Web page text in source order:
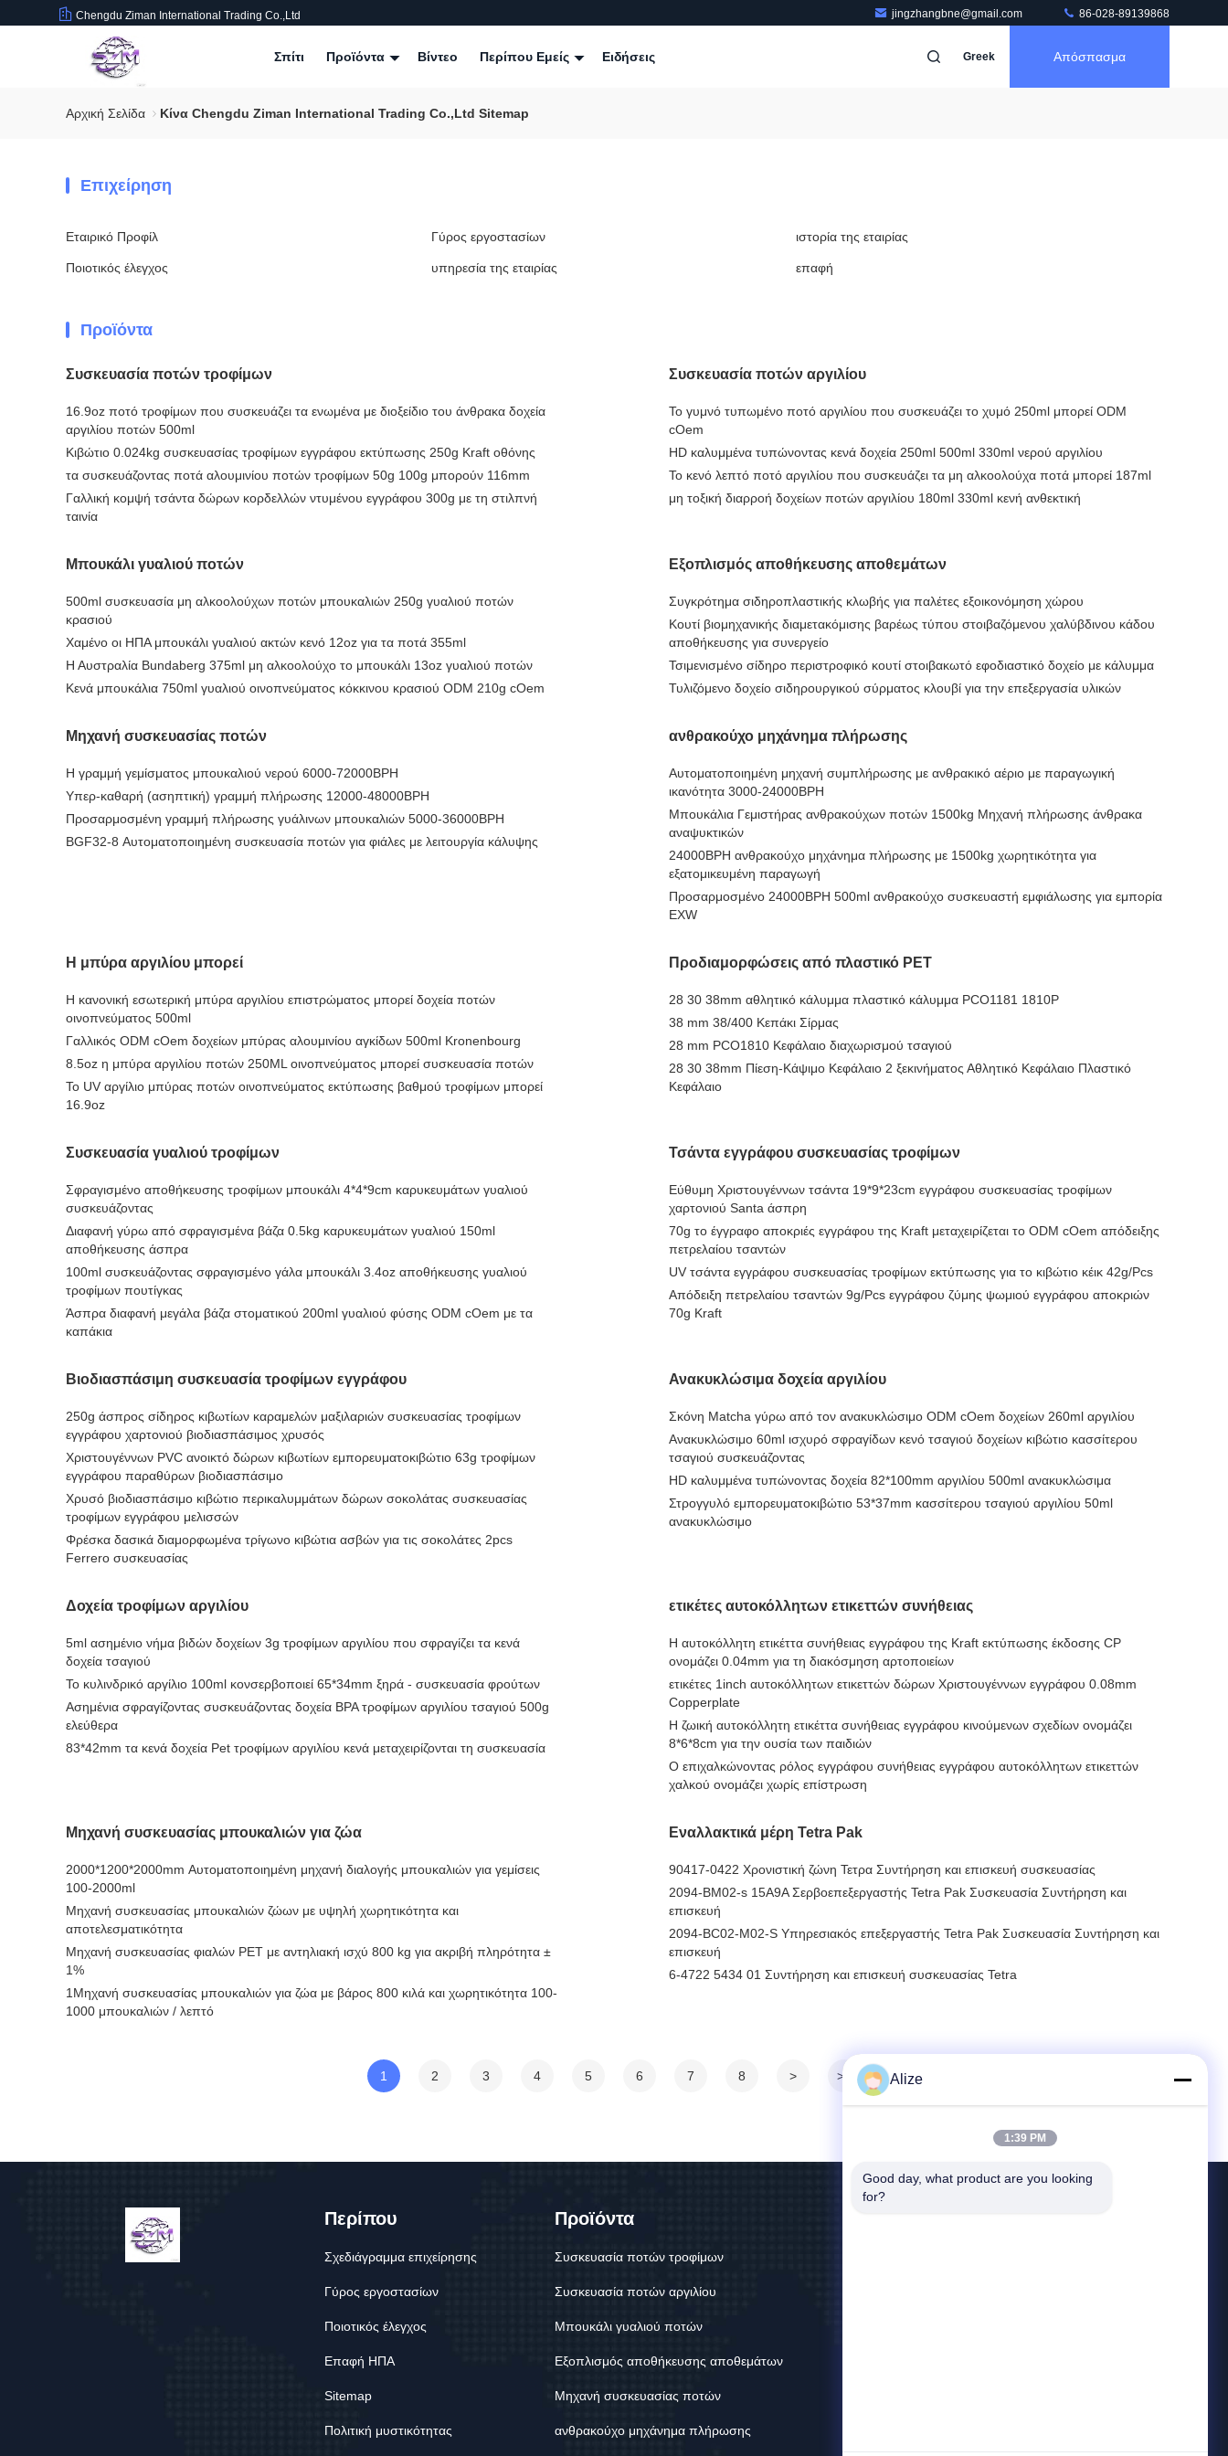
Chengdu Ziman International Trading Co.,Ltd jingzhangbne@gmail.com 86-028-89139868
Σπίτι Προϊόντα Βίντεο Περίπου Εμείς Ειδήσεις Greek Απόσπασμα
Αρχική Σελίδα Κίνα Chengdu Ziman International Trading Co.,Ltd Sitemap
Επιχείρηση
Εταιρικό Προφίλ Γύρος εργοστασίων ιστορία της εταιρίας
Ποιοτικός έλεγχος υπηρεσία της εταιρίας επαφή
Προϊόντα
Συσκευασία ποτών τροφίμων
16.9oz ποτό τροφίμων που συσκευάζει τα ενωμένα με διοξείδιο του άνθρακα δοχεία
αργιλίου ποτών 500ml
Κιβώτιο 0.024kg συσκευασίας τροφίμων εγγράφου εκτύπωσης 250g Kraft οθόνης
τα συσκευάζοντας ποτά αλουμινίου ποτών τροφίμων 50g 100g μπορούν 116mm
Γαλλική κομψή τσάντα δώρων κορδελλών ντυμένου εγγράφου 300g με τη στιλπνή
ταινία
Συσκευασία ποτών αργιλίου
Το γυμνό τυπωμένο ποτό αργιλίου που συσκευάζει το χυμό 250ml μπορεί ODM
cOem
HD καλυμμένα τυπώνοντας κενά δοχεία 250ml 500ml 330ml νερού αργιλίου
Το κενό λεπτό ποτό αργιλίου που συσκευάζει τα μη αλκοολούχα ποτά μπορεί 187ml
μη τοξική διαρροή δοχείων ποτών αργιλίου 180ml 330ml κενή ανθεκτική
Μπουκάλι γυαλιού ποτών
500ml συσκευασία μη αλκοολούχων ποτών μπουκαλιών 250g γυαλιού ποτών
κρασιού
Χαμένο οι ΗΠΑ μπουκάλι γυαλιού ακτών κενό 12oz για τα ποτά 355ml
Η Αυστραλία Bundaberg 375ml μη αλκοολούχο το μπουκάλι 13oz γυαλιού ποτών
Κενά μπουκάλια 750ml γυαλιού οινοπνεύματος κόκκινου κρασιού ODM 210g cOem
Εξοπλισμός αποθήκευσης αποθεμάτων
Συγκρότημα σιδηροπλαστικής κλωβής για παλέτες εξοικονόμηση χώρου
Κουτί βιομηχανικής διαμετακόμισης βαρέως τύπου στοιβαζόμενου χαλύβδινου κάδου
αποθήκευσης για συνεργείο
Τσιμενισμένο σίδηρο περιστροφικό κουτί στοιβακωτό εφοδιαστικό δοχείο με κάλυμμα
Τυλιζόμενο δοχείο σιδηρουργικού σύρματος κλουβί για την επεξεργασία υλικών
Μηχανή συσκευασίας ποτών
Η γραμμή γεμίσματος μπουκαλιού νερού 6000-72000BPH
Υπερ-καθαρή (ασηπτική) γραμμή πλήρωσης 12000-48000BPH
Προσαρμοσμένη γραμμή πλήρωσης γυάλινων μπουκαλιών 5000-36000BPH
BGF32-8 Αυτοματοποιημένη συσκευασία ποτών για φιάλες με λειτουργία κάλυψης
ανθρακούχο μηχάνημα πλήρωσης
Αυτοματοποιημένη μηχανή συμπλήρωσης με ανθρακικό αέριο με παραγωγική
ικανότητα 3000-24000BPH
Μπουκάλια Γεμιστήρας ανθρακούχων ποτών 1500kg Μηχανή πλήρωσης άνθρακα
αναψυκτικών
24000BPH ανθρακούχο μηχάνημα πλήρωσης με 1500kg χωρητικότητα για
εξατομικευμένη παραγωγή
Προσαρμοσμένο 24000BPH 500ml ανθρακούχο συσκευαστή εμφιάλωσης για εμπορία
EXW
Η μπύρα αργιλίου μπορεί
Η κανονική εσωτερική μπύρα αργιλίου επιστρώματος μπορεί δοχεία ποτών
οινοπνεύματος 500ml
Γαλλικός ODM cOem δοχείων μπύρας αλουμινίου αγκίδων 500ml Kronenbourg
8.5oz η μπύρα αργιλίου ποτών 250ML οινοπνεύματος μπορεί συσκευασία ποτών
Το UV αργίλιο μπύρας ποτών οινοπνεύματος εκτύπωσης βαθμού τροφίμων μπορεί
16.9oz
Προδιαμορφώσεις από πλαστικό PET
28 30 38mm αθλητικό κάλυμμα πλαστικό κάλυμμα PCO1181 1810P
38 mm 38/400 Κεπάκι Σίρμας
28 mm PCO1810 Κεφάλαιο διαχωρισμού τσαγιού
28 30 38mm Πίεση-Κάψιμο Κεφάλαιο 2 ξεκινήματος Αθλητικό Κεφάλαιο Πλαστικό
Κεφάλαιο
Συσκευασία γυαλιού τροφίμων
Σφραγισμένο αποθήκευσης τροφίμων μπουκάλι 4*4*9cm καρυκευμάτων γυαλιού
συσκευάζοντας
Διαφανή γύρω από σφραγισμένα βάζα 0.5kg καρυκευμάτων γυαλιού 150ml
αποθήκευσης άσπρα
100ml συσκευάζοντας σφραγισμένο γάλα μπουκάλι 3.4oz αποθήκευσης γυαλιού
τροφίμων πουτίγκας
Άσπρα διαφανή μεγάλα βάζα στοματικού 200ml γυαλιού φύσης ODM cOem με τα
καπάκια
Τσάντα εγγράφου συσκευασίας τροφίμων
Εύθυμη Χριστουγέννων τσάντα 19*9*23cm εγγράφου συσκευασίας τροφίμων
χαρτονιού Santa άσπρη
70g το έγγραφο αποκριές εγγράφου της Kraft μεταχειρίζεται το ODM cOem απόδειξης
πετρελαίου τσαντών
UV τσάντα εγγράφου συσκευασίας τροφίμων εκτύπωσης για το κιβώτιο κέικ 42g/Pcs
Απόδειξη πετρελαίου τσαντών 9g/Pcs εγγράφου ζύμης ψωμιού εγγράφου αποκριών
70g Kraft
Βιοδιασπάσιμη συσκευασία τροφίμων εγγράφου
250g άσπρος σίδηρος κιβωτίων καραμελών μαξιλαριών συσκευασίας τροφίμων
εγγράφου χαρτονιού βιοδιασπάσιμος χρυσός
Χριστουγέννων PVC ανοικτό δώρων κιβωτίων εμπορευματοκιβώτιο 63g τροφίμων
εγγράφου παραθύρων βιοδιασπάσιμο
Χρυσό βιοδιασπάσιμο κιβώτιο περικαλυμμάτων δώρων σοκολάτας συσκευασίας
τροφίμων εγγράφου μελισσών
Φρέσκα δασικά διαμορφωμένα τρίγωνο κιβώτια ασβών για τις σοκολάτες 2pcs
Ferrero συσκευασίας
Ανακυκλώσιμα δοχεία αργιλίου
Σκόνη Matcha γύρω από τον ανακυκλώσιμο ODM cOem δοχείων 260ml αργιλίου
Ανακυκλώσιμο 60ml ισχυρό σφραγίδων κενό τσαγιού δοχείων κιβώτιο κασσίτερου
τσαγιού συσκευάζοντας
HD καλυμμένα τυπώνοντας δοχεία 82*100mm αργιλίου 500ml ανακυκλώσιμα
Στρογγυλό εμπορευματοκιβώτιο 53*37mm κασσίτερου τσαγιού αργιλίου 50ml
ανακυκλώσιμο
Δοχεία τροφίμων αργιλίου
5ml ασημένιο νήμα βιδών δοχείων 3g τροφίμων αργιλίου που σφραγίζει τα κενά
δοχεία τσαγιού
Το κυλινδρικό αργίλιο 100ml κονσερβοποιεί 65*34mm ξηρά - συσκευασία φρούτων
Ασημένια σφραγίζοντας συσκευάζοντας δοχεία BPA τροφίμων αργιλίου τσαγιού 500g
ελεύθερα
83*42mm τα κενά δοχεία Pet τροφίμων αργιλίου κενά μεταχειρίζονται τη συσκευασία
ετικέτες αυτοκόλλητων ετικεττών συνήθειας
Η αυτοκόλλητη ετικέττα συνήθειας εγγράφου της Kraft εκτύπωσης έκδοσης CP
ονομάζει 0.04mm για τη διακόσμηση αρτοποιείων
ετικέτες 1inch αυτοκόλλητων ετικεττών δώρων Χριστουγέννων εγγράφου 0.08mm
Copperplate
Η ζωική αυτοκόλλητη ετικέττα συνήθειας εγγράφου κινούμενων σχεδίων ονομάζει
8*6*8cm για την ουσία των παιδιών
Ο επιχαλκώνοντας ρόλος εγγράφου συνήθειας εγγράφου αυτοκόλλητων ετικεττών
χαλκού ονομάζει χωρίς επίστρωση
Μηχανή συσκευασίας μπουκαλιών για ζώα
2000*1200*2000mm Αυτοματοποιημένη μηχανή διαλογής μπουκαλιών για γεμίσεις
100-2000ml
Μηχανή συσκευασίας μπουκαλιών ζώων με υψηλή χωρητικότητα και
αποτελεσματικότητα
Μηχανή συσκευασίας φιαλών PET με αντηλιακή ισχύ 800 kg για ακριβή πληρότητα ±
1%
1Μηχανή συσκευασίας μπουκαλιών για ζώα με βάρος 800 κιλά και χωρητικότητα 100-
1000 μπουκαλιών / λεπτό
Εναλλακτικά μέρη Tetra Pak
90417-0422 Χρονιστική ζώνη Τετρα Συντήρηση και επισκευή συσκευασίας
2094-BM02-s 15A9A Σερβοεπεξεργαστής Tetra Pak Συσκευασία Συντήρηση και
επισκευή
2094-BC02-M02-S Υπηρεσιακός επεξεργαστής Tetra Pak Συσκευασία Συντήρηση και
επισκευή
6-4722 5434 01 Συντήρηση και επισκευή συσκευασίας Tetra
1 2 3 4 5 6 7 8 > >>
Περίπου
Σχεδιάγραμμα επιχείρησης
Γύρος εργοστασίων
Ποιοτικός έλεγχος
Επαφή ΗΠΑ
Sitemap
Πολιτική μυστικότητας
Προϊόντα
Συσκευασία ποτών τροφίμων
Συσκευασία ποτών αργιλίου
Μπουκάλι γυαλιού ποτών
Εξοπλισμός αποθήκευσης αποθεμάτων
Μηχανή συσκευασίας ποτών
ανθρακούχο μηχάνημα πλήρωσης
Alize
1:39 PM
Good day, what product are you looking
for?